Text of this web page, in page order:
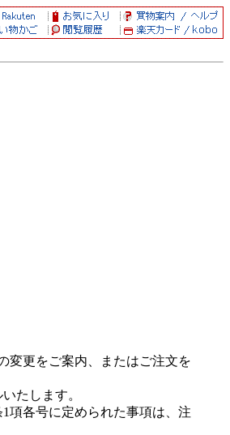
変更をご案内、またはご注文を
たします。
項各号に定められた事項は、注